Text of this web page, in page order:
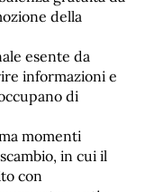
della
esente da
informazioni e
di
momenti
in cui il
con